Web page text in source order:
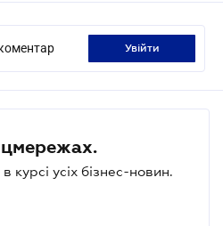
увійти
курсі усіх бізнес-новин.